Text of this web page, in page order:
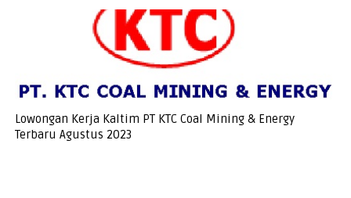
Lowongan Kerja Kaltim PT KTC Coal Mining & Energy
Terbaru Agustus 2023